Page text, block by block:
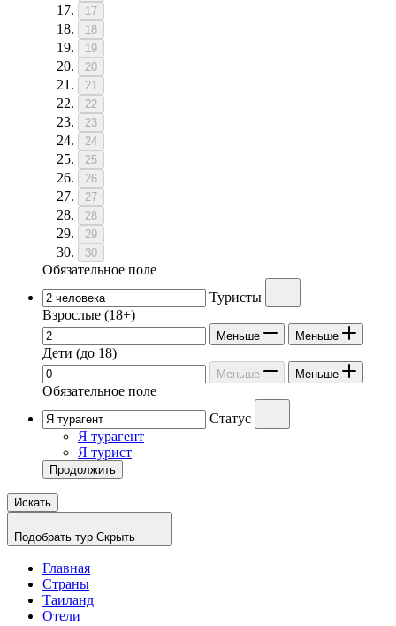
17
18
19
20
21
22
23
24
25
26
27
28
29
30
Обязательное поле
Туристы
Взрослые (18+)
Меньше Меньше
Дети (до 18)
Меньше Меньше
Обязательное поле
Статус
Я турагент
Я турист
Продолжить
Искать
Подобрать тур Скрыть
Главная
Страны
Таиланд
Отели